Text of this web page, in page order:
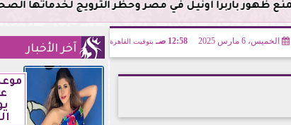
زلزال بقوة 5.9 ريختر يشعر به سكان القاهرة وعدة محافظات.. في مصر وحظر الترويج لخدماتها الصحية
الخميس، 6 مارس 2025 12:58 صـ بتوقيت القاهرة
آخر الأخبار